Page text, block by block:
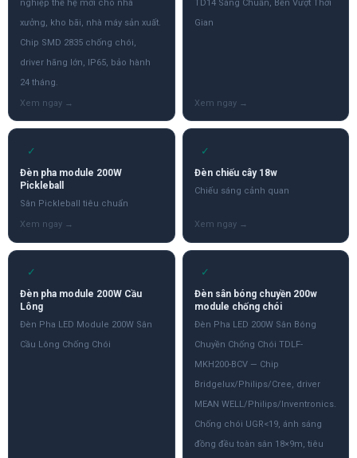
nghiệp thế hệ mới cho nhà
xưởng, kho bãi, nhà máy sản xuất.
Chip SMD 2835 chống chói,
driver hãng lớn, IP65, bảo hành
24 tháng.
TD14 Sáng Chuẩn, Bền Vượt Thời
Gian
✓
Đèn pha module 200W
Pickleball
Sân Pickleball tiêu chuẩn
✓
Đèn chiếu cây 18w
Chiếu sáng cảnh quan
✓
Đèn pha module 200W Cầu
Lông
Đèn Pha LED Module 200W Sân
Cầu Lông Chống Chói
✓
Đèn sân bóng chuyền 200w
module chống chói
Đèn Pha LED 200W Sân Bóng
Chuyền Chống Chói TDLF-
MKH200-BCV — Chip
Bridgelux/Philips/Cree, driver
MEAN WELL/Philips/Inventronics.
Chống chói UGR<19, ánh sáng
đồng đều toàn sân 18×9m, tiêu